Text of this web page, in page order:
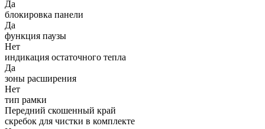
Да
блокировка панели
Да
функция паузы
Нет
индикация остаточного тепла
Да
зоны расширения
Нет
тип рамки
Передний скошенный край
скребок для чистки в комплекте